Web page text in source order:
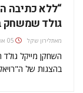
“ללא כתיבה
גולד שמשחק
מאתלירון שקל 05 אוגוסט 2026
השחקן מייקל
בהצגות של